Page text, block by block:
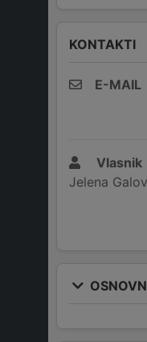
KONTAKTI
E-MAIL
Vlasnik
Jelena